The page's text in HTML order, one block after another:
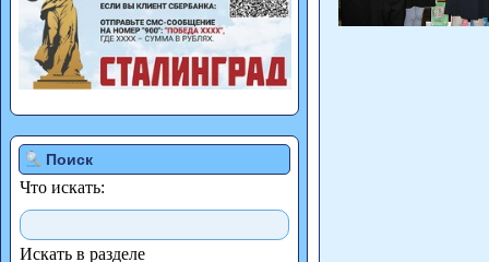
Поиск
Что искать:
Искать в разделе